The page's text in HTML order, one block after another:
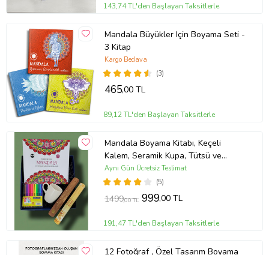
143,74 TL'den Başlayan Taksitlerle
Mandala Büyükler Için Boyama Seti -
3 Kitap
(3)
Kargo Bedava
465,00 TL
89,12 TL'den Başlayan Taksitlerle
Mandala Boyama Kitabı, Keçeli
Kalem, Seramik Kupa, Tütsü ve
Tütsü Kayığı, Hediye Kutusu
(5)
Aynı Gün Ücretsiz Teslimat
1499,00 TL 999,00 TL
191,47 TL'den Başlayan Taksitlerle
12 Fotoğraf , Özel Tasarım Boyama